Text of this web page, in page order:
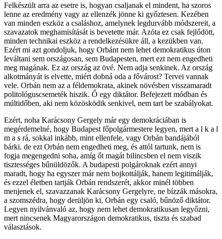
Felkészült arra az esetre is, hogyan csaljanak el mindent, ha szoros
lenne az eredmény vagy az ellenzék jönne ki győztesen. Kezében
van minden eszköz a csaláshoz, amelynek legdurvább módszereit, a
szavazatok meghamisítását is bevetette már. Azóta ez csak fejlődött,
minden technikai eszköz a rendelkezésükre áll, a kezükben van.
Ezért mi azt gondoljuk, hogy Orbánt nem lehet demokratikus úton
leváltani sem országosan, sem Budapesten, mert ezt nem engedheti
meg magának. Ez az ország az övé. Nem adja senkinek. Az ország
alkotmányát is elvette, miért dobná oda a fővárost? Tervei vannak
vele. Orbán nem az a féldemokrata, akinek növésben visszamaradt
politológuscsemeték hiszik. Ő egy diktátor. Befejezett módban és
múltidőben, aki nem közösködik senkivel, nem tart be szabályokat.
Ezért, noha Karácsony Gergely már egy demokráciában is
megérdemelné, hogy Budapest főpolgármestere legyen, mert a l k a l
m a s rá, sokkal inkább, mint ellenfele, vagy Orbán bandájából
bárki. de ezt Orbán nem engedheti meg, és attól tartunk, nem is
fogja megengedni soha, amíg őt magát bilincsben el nem viszik
tisztességes bűnüldözők. A budapesti polgároknak ezért annyi
maradt, hogy ha egyszer már nem bojkottálják, hanem legitimálják,
és ezzel életben tartják Orbán rendszerét, akkor minél többen
menjenek el, szavazzanak Karácsony Gergelyre, ne bízzák másokra,
a szomszédra, hogy derüljön ki, Orbán egy csaló, bűnöző diktátor.
Legyen nyilvánvaló az, hogy nem lehet demokratikusan legyőzni,
mert nincsenek Magyarországon demokratikus, tiszta és szabad
választások.